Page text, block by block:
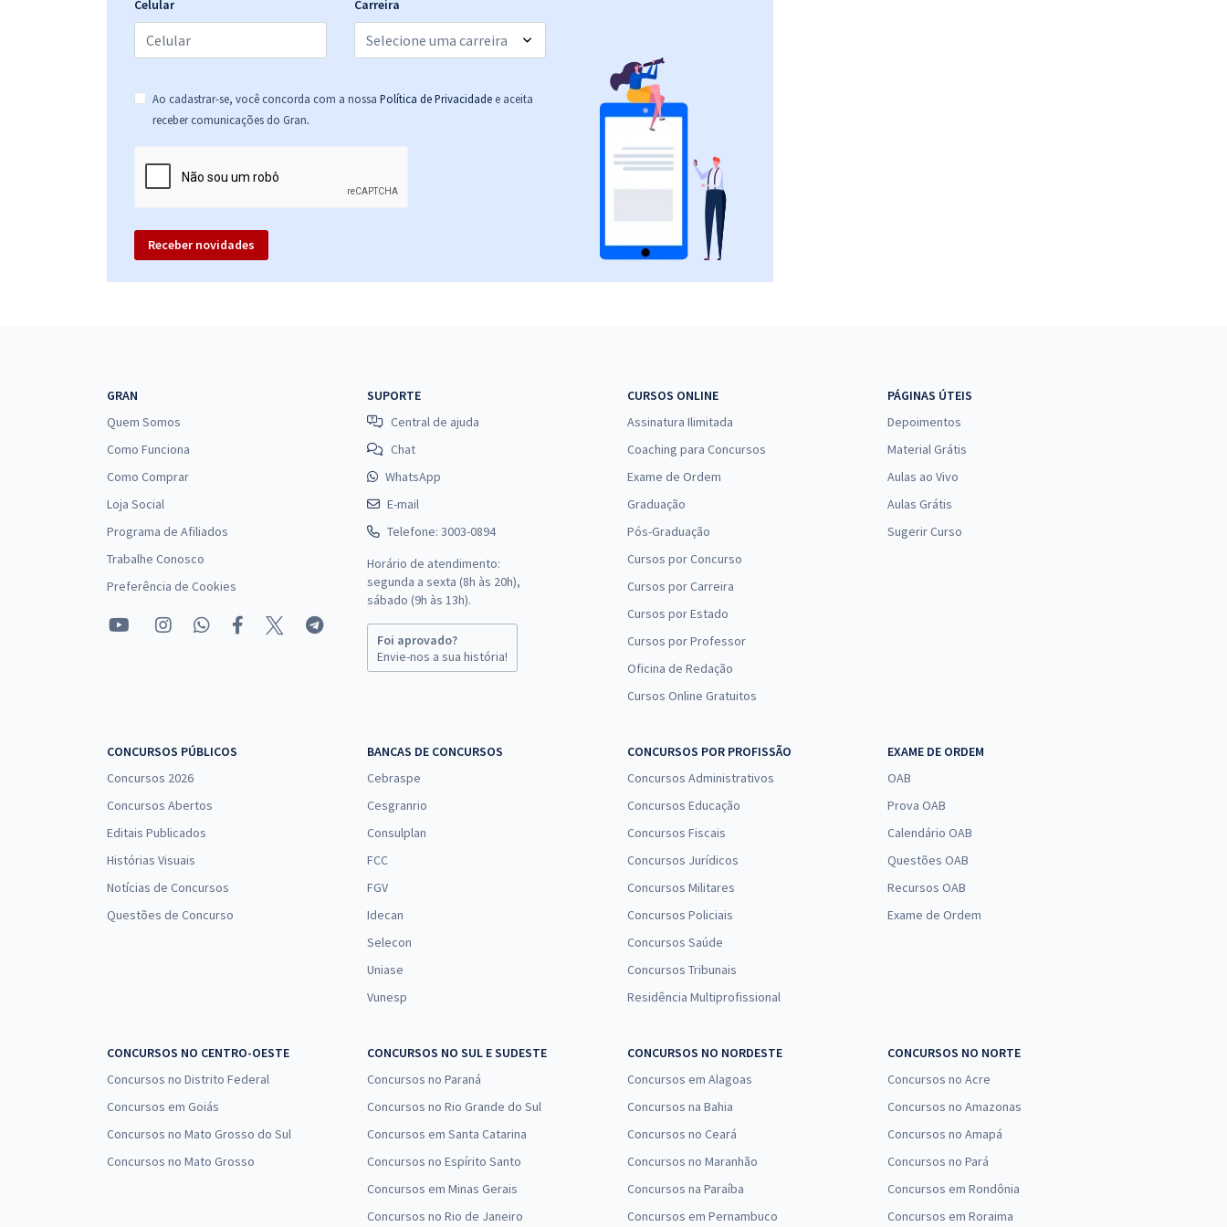
FNDE - Fundo Nacional de Desenvolvimento da
Programas e Projetos Educacionais
R$ 319,92à vista
26,66
(-20%)
FNDE - Fundo Nacional de Desenvolvimento da
Educação - Conhecimentos Básicos para Todos os
Comprar
Celular Carreira
Ao cadastrar-se, você concorda com a nossa Política de Privacidade e aceita
receber comunicações do Gran.
Receber novidades
GRAN
Quem Somos
Como Funciona
Como Comprar
Loja Social
Programa de Afiliados
Trabalhe Conosco
Preferência de Cookies
SUPORTE
Central de ajuda
Chat
WhatsApp
E-mail
Telefone: 3003-0894
Horário de atendimento:
segunda a sexta (8h às 20h),
sábado (9h às 13h).
Foi aprovado?
Envie-nos a sua história!
CURSOS ONLINE
Assinatura Ilimitada
Coaching para Concursos
Exame de Ordem
Graduação
Pós-Graduação
Cursos por Concurso
Cursos por Carreira
Cursos por Estado
Cursos por Professor
Oficina de Redação
Cursos Online Gratuitos
PÁGINAS ÚTEIS
Depoimentos
Material Grátis
Aulas ao Vivo
Aulas Grátis
Sugerir Curso
CONCURSOS PÚBLICOS
Concursos 2026
Concursos Abertos
Editais Publicados
Histórias Visuais
Notícias de Concursos
Questões de Concurso
BANCAS DE CONCURSOS
Cebraspe
Cesgranrio
Consulplan
FCC
FGV
Idecan
Selecon
Uniase
Vunesp
CONCURSOS POR PROFISSÃO
Concursos Administrativos
Concursos Educação
Concursos Fiscais
Concursos Jurídicos
Concursos Militares
Concursos Policiais
Concursos Saúde
Concursos Tribunais
Residência Multiprofissional
EXAME DE ORDEM
OAB
Prova OAB
Calendário OAB
Questões OAB
Recursos OAB
Exame de Ordem
CONCURSOS NO CENTRO-OESTE
Concursos no Distrito Federal
Concursos em Goiás
Concursos no Mato Grosso do Sul
Concursos no Mato Grosso
CONCURSOS NO SUL E SUDESTE
Concursos no Paraná
Concursos no Rio Grande do Sul
Concursos em Santa Catarina
Concursos no Espírito Santo
Concursos em Minas Gerais
Concursos no Rio de Janeiro
CONCURSOS NO NORDESTE
Concursos em Alagoas
Concursos na Bahia
Concursos no Ceará
Concursos no Maranhão
Concursos na Paraíba
Concursos em Pernambuco
CONCURSOS NO NORTE
Concursos no Acre
Concursos no Amazonas
Concursos no Amapá
Concursos no Pará
Concursos em Rondônia
Concursos em Roraima